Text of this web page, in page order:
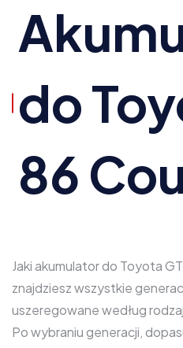
do
86
Jaki akumulator do Toyota
znajdziesz wszystkie
uszeregowane według
Po wybraniu generacji,